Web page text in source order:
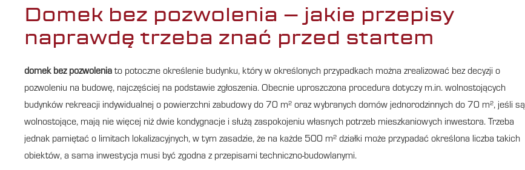
Domek bez pozwolenia – jakie przepisy
naprawdę trzeba znać przed startem
domek bez pozwolenia to potoczne określenie budynku, który w określonych przypadkach można zrealizować bez decyzji o
pozwoleniu na budowę, najczęściej na podstawie zgłoszenia. Obecnie uproszczona procedura dotyczy m.in. wolnostojących
budynków rekreacji indywidualnej o powierzchni zabudowy do 70 m² oraz wybranych domów jednorodzinnych do 70 m², jeśli są
wolnostojące, mają nie więcej niż dwie kondygnacje i służą zaspokojeniu własnych potrzeb mieszkaniowych inwestora. Trzeba
jednak pamiętać o limitach lokalizacyjnych, w tym zasadzie, że na każde 500 m² działki może przypadać określona liczba takich
obiektów, a sama inwestycja musi być zgodna z przepisami techniczno-budowlanymi.